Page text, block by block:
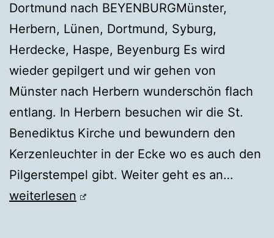
Dortmund nach BEYENBURGMünster,
Herbern, Lünen, Dortmund, Syburg,
Herdecke, Haspe, Beyenburg Es wird
wieder gepilgert und wir gehen von
Münster nach Herbern wunderschön flach
entlang. In Herbern besuchen wir die St.
Benediktus Kirche und bewundern den
Kerzenleuchter in der Ecke wo es auch den
Pilgerstempel gibt. Weiter geht es an…
weiterlesen